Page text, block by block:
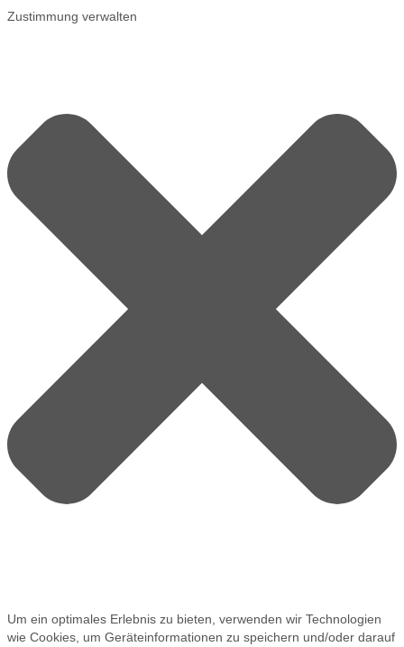
Zustimmung verwalten
Um ein optimales Erlebnis zu bieten, verwenden wir Technologien
wie Cookies, um Geräteinformationen zu speichern und/oder darauf